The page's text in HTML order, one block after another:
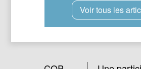
Voir tous les